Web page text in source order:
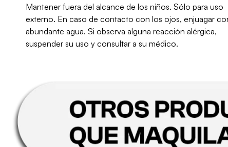
Mantener fuera del alcance de los niños. Sólo para uso
externo. En caso de contacto con los ojos, enjuagar
abundante agua. Si observa alguna reacción alérgica,
suspender su uso y consultar a su médico.